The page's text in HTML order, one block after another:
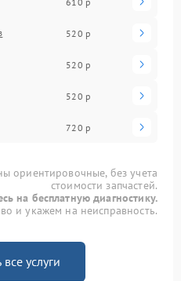
520 р
520 р
520 р
720 р
ориентировочные, без учета
стоимости запчастей.
на бесплатную диагностику.
и укажем на неисправность.
услуги